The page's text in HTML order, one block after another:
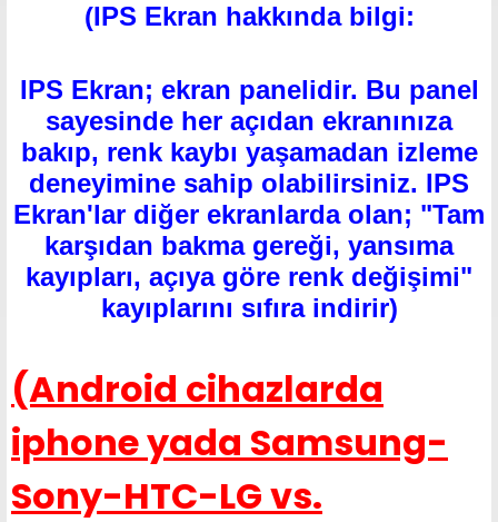
(IPS Ekran hakkında bilgi:
IPS Ekran; ekran panelidir. Bu panel
sayesinde her açıdan ekranınıza
bakıp, renk kaybı yaşamadan izleme
deneyimine sahip olabilirsiniz. IPS
Ekran'lar diğer ekranlarda olan; "Tam
karşıdan bakma gereği, yansıma
kayıpları, açıya göre renk değişimi"
kayıplarını sıfıra indirir)
(Android cihazlarda
iphone yada Samsung-
Sony-HTC-LG vs.